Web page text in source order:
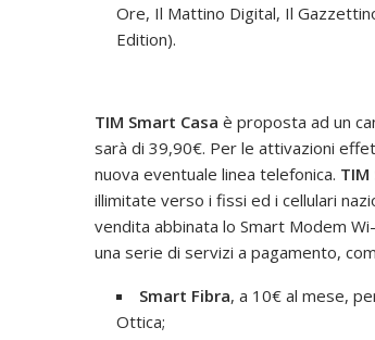
Ore, Il Mattino Digital, Il
Edition).
TIM Smart Casa è proposta ad un
sarà di 39,90€. Per le attivazioni
nuova eventuale linea telefonica. TIM
illimitate verso i fissi ed i cellulari
vendita abbinata lo Smart Modem
una serie di servizi a pagamento,
Smart Fibra, a 10€ al mese,
Ottica;